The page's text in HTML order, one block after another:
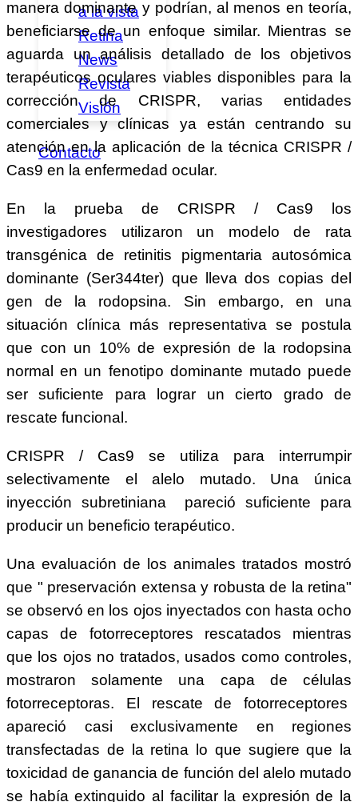
a la vista
Retina
News
Revista
Visión
Contacto
manera dominante y podrían, al menos en teoría,
beneficiarse de un enfoque similar. Mientras se
aguarda un análisis detallado de los objetivos
terapéuticos oculares viables disponibles para la
corrección de CRISPR, varias entidades
comerciales y clínicas ya están centrando su
atención en la aplicación de la técnica CRISPR /
Cas9 en la enfermedad ocular.
En la prueba de CRISPR / Cas9 los
investigadores utilizaron un modelo de rata
transgénica de retinitis pigmentaria autosómica
dominante (Ser344ter) que lleva dos copias del
gen de la rodopsina. Sin embargo, en una
situación clínica más representativa se postula
que con un 10% de expresión de la rodopsina
normal en un fenotipo dominante mutado puede
ser suficiente para lograr un cierto grado de
rescate funcional.
CRISPR / Cas9 se utiliza para interrumpir
selectivamente el alelo mutado. Una única
inyección subretiniana pareció suficiente para
producir un beneficio terapéutico.
Una evaluación de los animales tratados mostró
que " preservación extensa y robusta de la retina"
se observó en los ojos inyectados con hasta ocho
capas de fotorreceptores rescatados mientras
que los ojos no tratados, usados como controles,
mostraron solamente una capa de células
fotorreceptoras. El rescate de fotorreceptores
apareció casi exclusivamente en regiones
transfectadas de la retina lo que sugiere que la
toxicidad de ganancia de función del alelo mutado
se había extinguido al facilitar la expresión de la